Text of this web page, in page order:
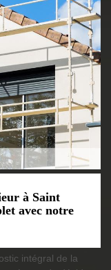
à Saint
avec notre
intégral de la